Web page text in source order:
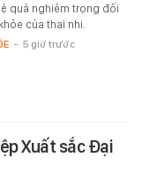
quả nghiêm trọng đối
của thai nhi.
- 5 giờ trước
Xuất sắc Đại